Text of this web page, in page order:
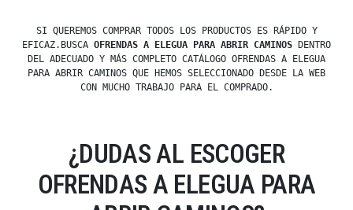
SI QUEREMOS COMPRAR TODOS LOS PRODUCTOS ES RÁPIDO Y
EFICAZ.BUSCA OFRENDAS A ELEGUA PARA ABRIR CAMINOS DENTRO
DEL ADECUADO Y MÁS COMPLETO CATÁLOGO OFRENDAS A ELEGUA
PARA ABRIR CAMINOS QUE HEMOS SELECCIONADO DESDE LA WEB
CON MUCHO TRABAJO PARA EL COMPRADO.
¿DUDAS AL ESCOGER
OFRENDAS A ELEGUA PARA